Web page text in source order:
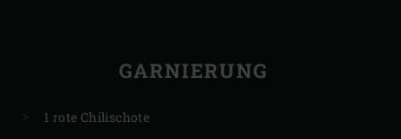
GARNIERUNG
1 rote Chilischote